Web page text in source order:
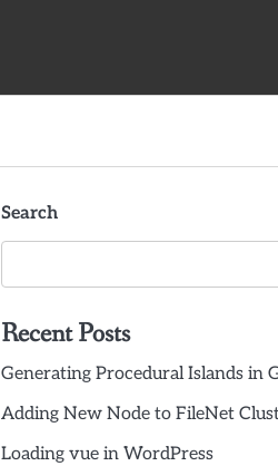
Search
Recent Posts
Generating Procedural Islands in
Adding New Node to FileNet
Loading vue in WordPress